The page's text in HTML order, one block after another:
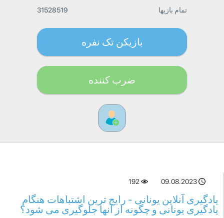
تمام بازیها 31528519
بازیکن تک نفره
ضرب کننده
09.08.2023
192
یادگیری آنلاین یونانی - رایج ترین اشتباهات هنگام
یادگیری یونانی و چگونه از آنها جلوگیری می شود؟